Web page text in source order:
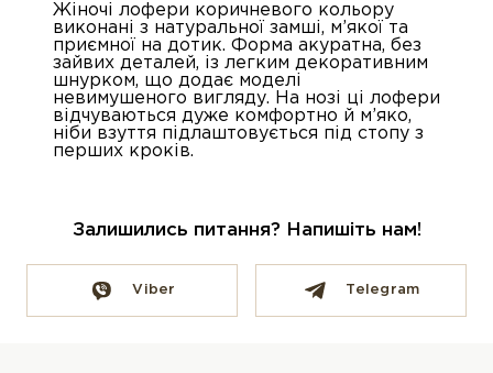
Жіночі лофери коричневого кольору
виконані з натуральної замші, м’якої та
приємної на дотик. Форма акуратна, без
зайвих деталей, із легким декоративним
шнурком, що додає моделі
невимушеного вигляду. На нозі ці лофери
відчуваються дуже комфортно й м’яко,
ніби взуття підлаштовується під стопу з
перших кроків.
Залишились питання? Напишіть нам!
Viber Telegram